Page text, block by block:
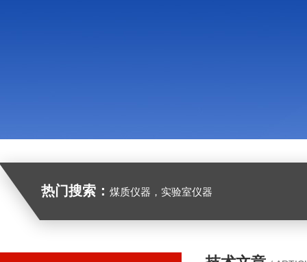
热门搜索： 煤质仪器，实验室仪器